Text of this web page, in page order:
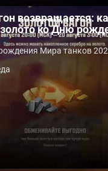
возвращается:
ко Дню
Мира танков